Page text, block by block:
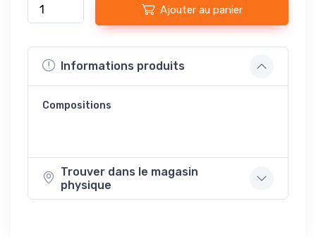
Ajouter au panier
Informations produits
Compositions
Trouver dans le magasin
physique